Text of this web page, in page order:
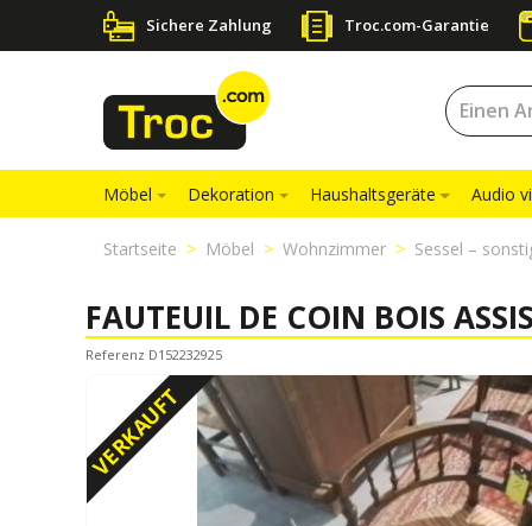
Sichere Zahlung Troc.com-Garantie
Möbel Dekoration Haushaltsgeräte Audio
Startseite Möbel Wohnzimmer Sessel –
FAUTEUIL DE COIN BOIS
Referenz D152232925
VERKAUFT